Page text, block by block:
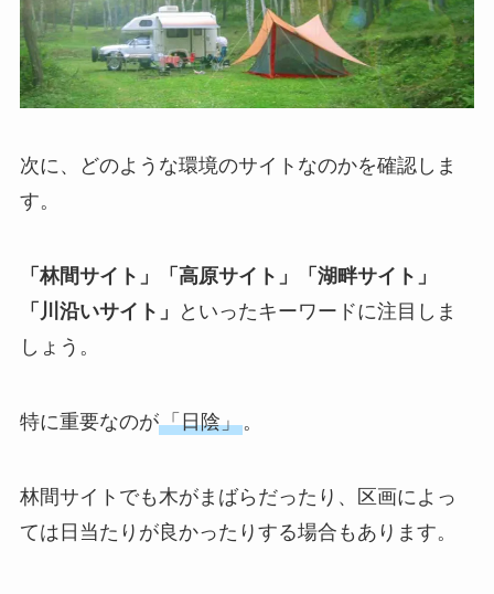
次に、どのような環境のサイトなのかを確認しま
す。
「林間サイト」「高原サイト」「湖畔サイト」
「川沿いサイト」
といったキーワードに注目しま
しょう。
特に重要なのが「日陰」。
林間サイトでも木がまばらだったり、区画によっ
ては日当たりが良かったりする場合もあります。